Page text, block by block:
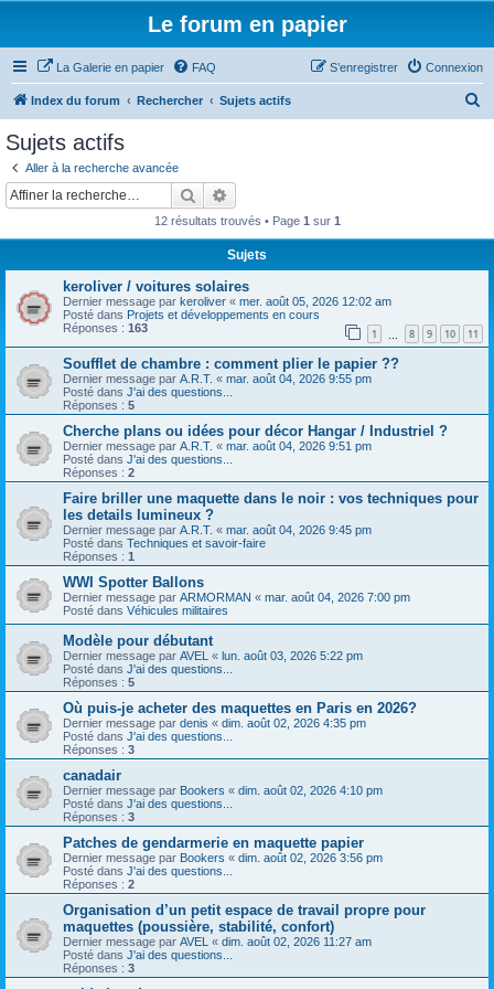
Le forum en papier
La Galerie en papier FAQ Connexion
S’enregistrer
Index du forum Rechercher Sujets actifs
Sujets actifs
Aller à la recherche avancée
Rechercher
12 résultats trouvés • Page 1 sur 1
Sujets
keroliver / voitures solaires
Dernier message par keroliver « mer. août 05, 2026 12:02 am
Posté dans Projets et développements en cours
Réponses : 163 1 8 9 10 11
Soufflet de chambre : comment plier le papier ??
Dernier message par A.R.T. « mar. août 04, 2026 9:55 pm
Posté dans J'ai des questions...
Réponses : 5
Cherche plans ou idées pour décor Hangar / Industriel ?
Dernier message par A.R.T. « mar. août 04, 2026 9:51 pm
Posté dans J'ai des questions...
Réponses : 2
Faire briller une maquette dans le noir : vos techniques pour
les details lumineux ?
Dernier message par A.R.T. « mar. août 04, 2026 9:45 pm
Posté dans Techniques et savoir-faire
Réponses : 1
WWI Spotter Ballons
Dernier message par ARMORMAN « mar. août 04, 2026 7:00 pm
Posté dans Véhicules militaires
Modèle pour débutant
Dernier message par AVEL « lun. août 03, 2026 5:22 pm
Posté dans J'ai des questions...
Réponses : 5
Où puis-je acheter des maquettes en Paris en 2026?
Dernier message par denis « dim. août 02, 2026 4:35 pm
Posté dans J'ai des questions...
Réponses : 3
canadair
Dernier message par Bookers « dim. août 02, 2026 4:10 pm
Posté dans J'ai des questions...
Réponses : 3
Patches de gendarmerie en maquette papier
Dernier message par Bookers « dim. août 02, 2026 3:56 pm
Posté dans J'ai des questions...
Réponses : 2
Organisation d’un petit espace de travail propre pour
maquettes (poussière, stabilité, confort)
Dernier message par AVEL « dim. août 02, 2026 11:27 am
Posté dans J'ai des questions...
Réponses : 3